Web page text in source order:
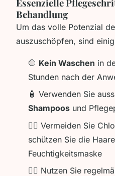
Essenzielle
Behandlung
Um das volle Potenzial
auszuschöpfen, sind
🛑 Kein Waschen in
Stunden nach der
🧴 Verwenden Sie
Shampoos und
🏊‍♀️ Vermeiden Sie
schützen Sie die
Feuchtigkeitsmaske
💆‍♀️ Nutzen Sie